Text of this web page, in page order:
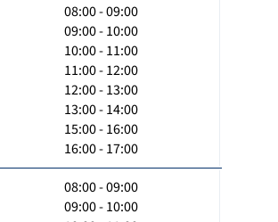
08:00 - 09:00
09:00 - 10:00
10:00 - 11:00
11:00 - 12:00
12:00 - 13:00
13:00 - 14:00
15:00 - 16:00
16:00 - 17:00
08:00 - 09:00
09:00 - 10:00